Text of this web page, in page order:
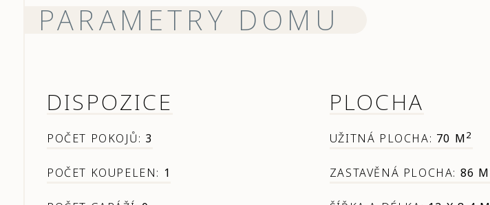
PARAMETRY DOMU
DISPOZICE
POČET POKOJŮ: 3
POČET KOUPELEN: 1
PLOCHA
UŽITNÁ PLOCHA: 70 M2
ZASTAVĚNÁ PLOCHA: 86 M